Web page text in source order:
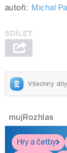
autoři: Michal
Všechny
mujRozhlas
Hry a četby